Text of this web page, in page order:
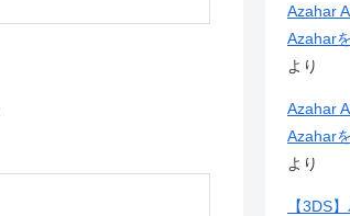
Azahar
Azahar
より
Azahar
Azahar
より
【3DS